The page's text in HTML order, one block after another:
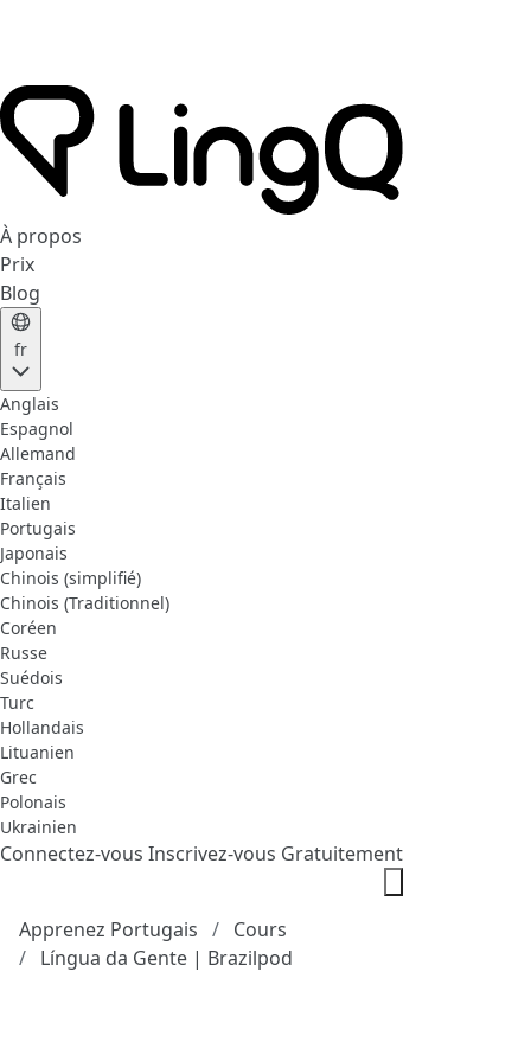
À propos
Prix
Blog
fr
Anglais
Espagnol
Allemand
Français
Italien
Portugais
Japonais
Chinois (simplifié)
Chinois (Traditionnel)
Coréen
Russe
Suédois
Turc
Hollandais
Lituanien
Grec
Polonais
Ukrainien
Connectez-vous Inscrivez-vous Gratuitement
Apprenez Portugais
Cours
Língua da Gente | Brazilpod